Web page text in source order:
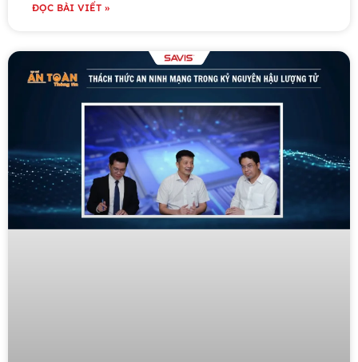
ĐỌC BÀI VIẾT »